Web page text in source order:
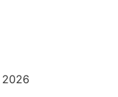
2026